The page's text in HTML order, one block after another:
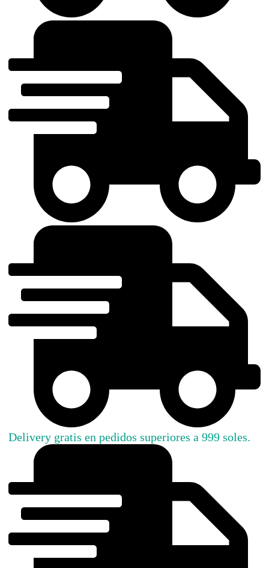
Delivery gratis en pedidos superiores a 999 soles.